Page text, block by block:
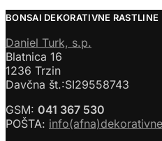
BONSAI DEKORATIVNE RASTLINE
Daniel Turk, s.p.
Blatnica 16
1236 Trzin
Davčna št.:SI29558743
GSM: 041 367 530
POŠTA: